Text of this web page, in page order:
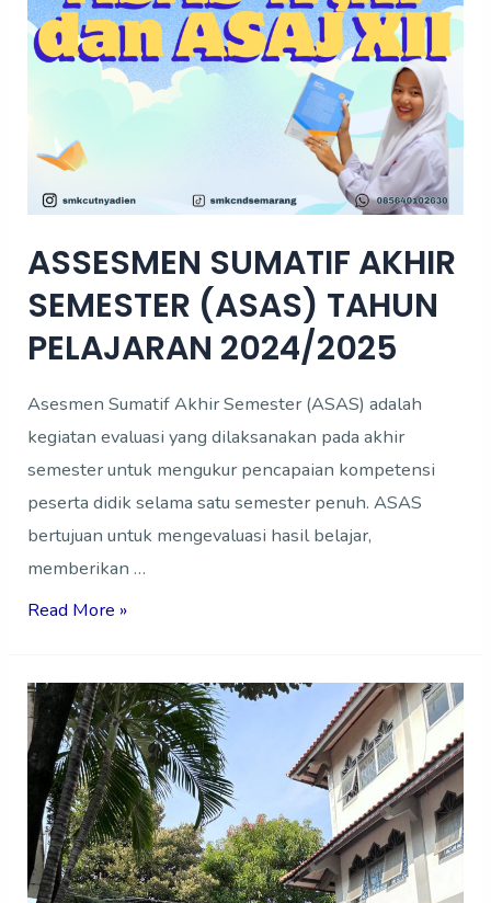
ASSESMEN SUMATIF AKHIR
SEMESTER (ASAS) TAHUN
PELAJARAN 2024/2025
Asesmen Sumatif Akhir Semester (ASAS) adalah
kegiatan evaluasi yang dilaksanakan pada akhir
semester untuk mengukur pencapaian kompetensi
peserta didik selama satu semester penuh. ASAS
bertujuan untuk mengevaluasi hasil belajar,
memberikan …
2024/2025
Read More »
Hari
Santri
Nasional